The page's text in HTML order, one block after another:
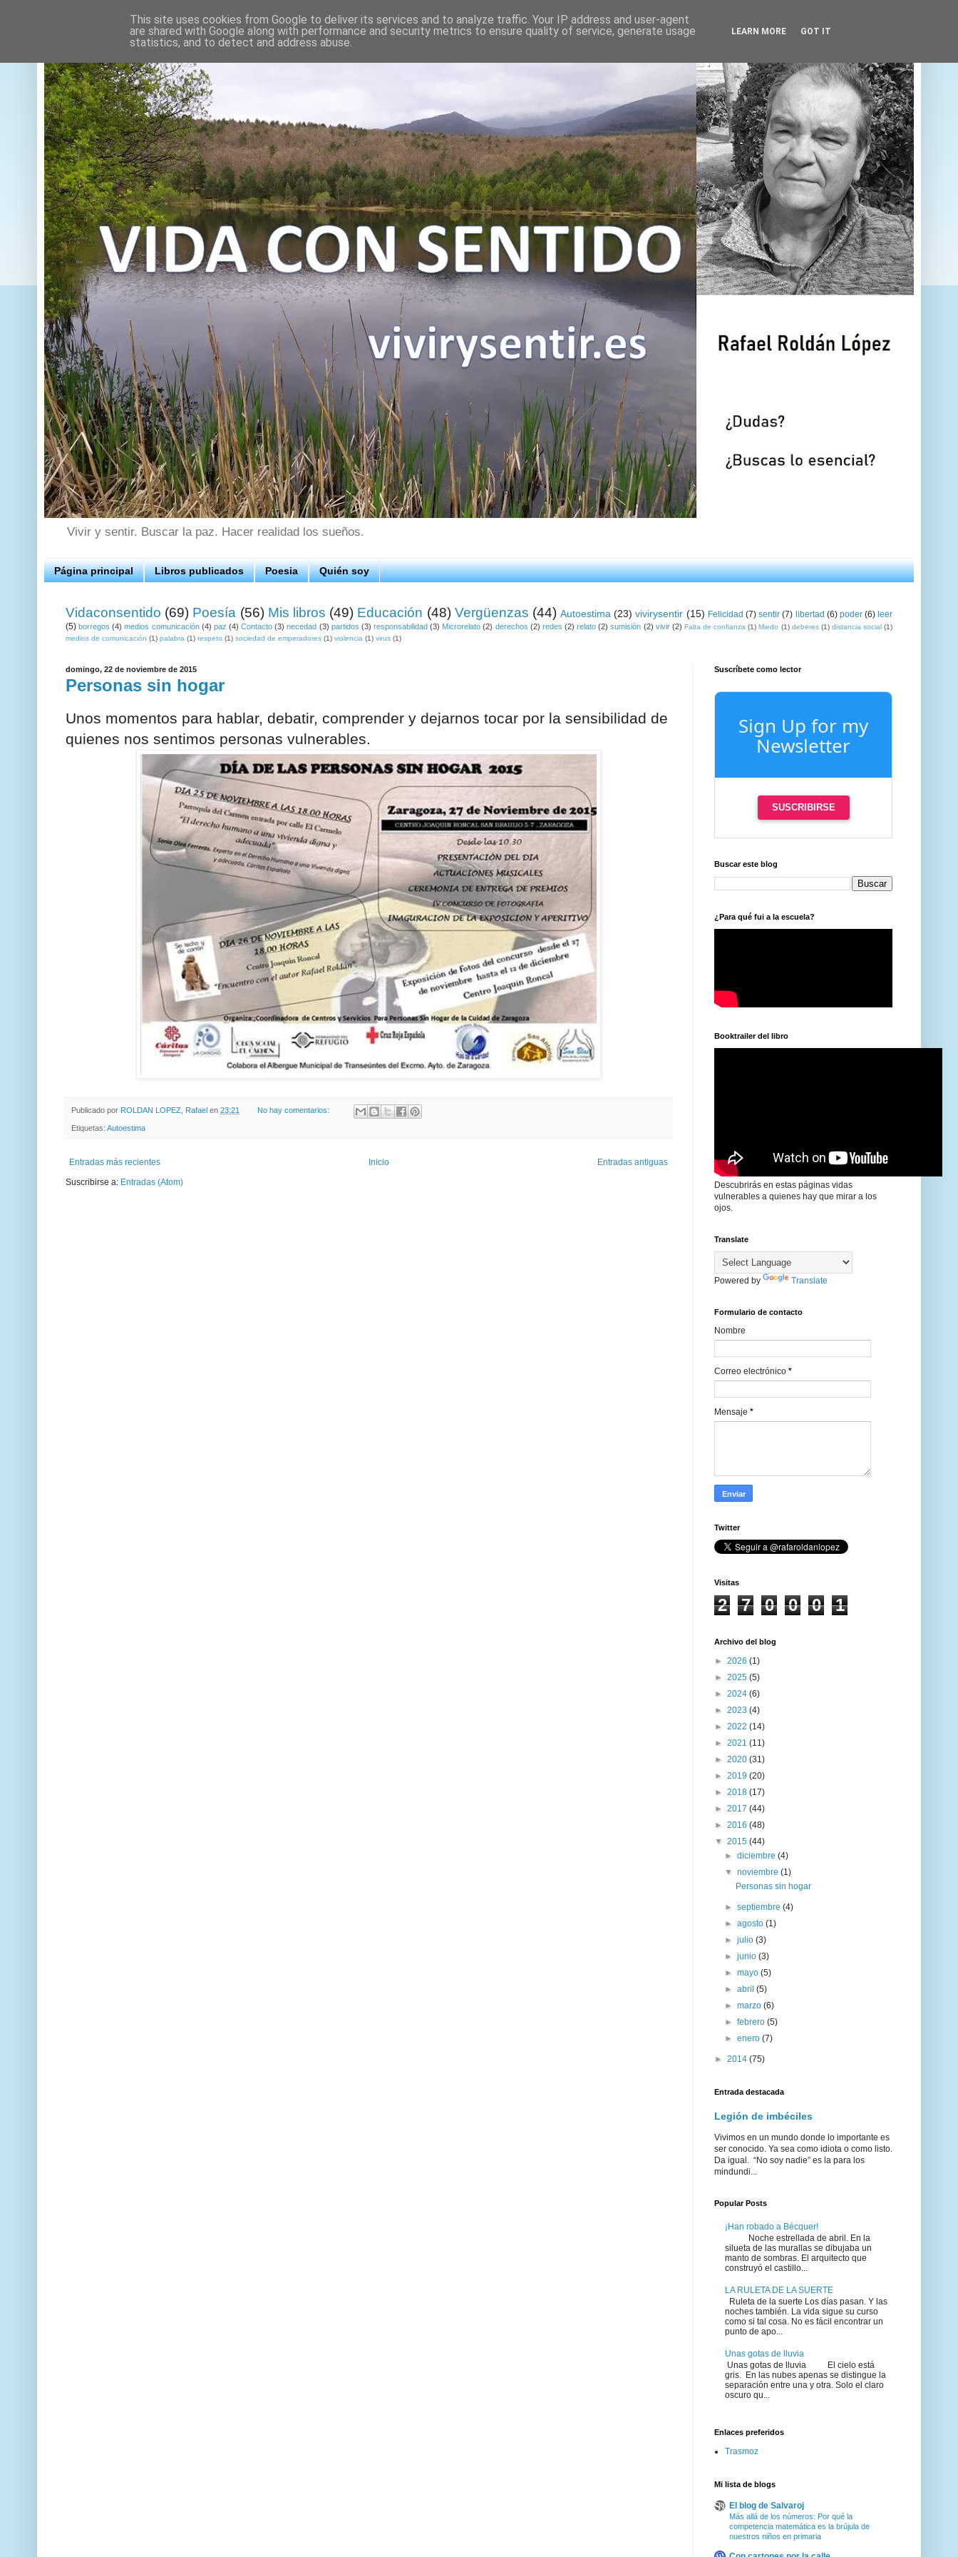
Vivir y sentir. Buscar la paz. Hacer realidad los sueños.
Página principal Libros publicados Poesia Quién soy
Vidaconsentido (69) Poesía (56) Mis libros (49) Educación (48) Vergüenzas (44) Autoestima (23) vivirysentir (15) Felicidad (7) sentir (7) libertad (6) poder (6) leer
(5) borregos (4) medios comunicación (4) paz (4) Contacto (3) necedad (3) partidos (3) responsabilidad (3) Microrelato (2) derechos (2) redes (2) relato (2) sumisión (2) vivir (2) Falta de confianza (1) Miedo (1) deberes (1) distancia social (1)
medios de comunicación (1) palabra (1) respeto (1) sociedad de emperadores (1) violencia (1) virus (1)
domingo, 22 de noviembre de 2015
Personas sin hogar
Unos momentos para hablar, debatir, comprender y dejarnos tocar por la sensibilidad de
quienes nos sentimos personas vulnerables.
Publicado por ROLDAN LOPEZ, Rafael en 23:21 No hay comentarios:
Etiquetas: Autoestima
Entradas más recientes Entradas antiguas
Inicio
Suscribirse a: Entradas (Atom)
Suscríbete como lector
Sign Up for my
Newsletter
SUSCRIBIRSE
Buscar este blog
¿Para qué fui a la escuela?
Booktrailer del libro
Descubrirás en estas páginas vidas
vulnerables a quienes hay que mirar a los
ojos.
Translate
Powered by Translate
Formulario de contacto
Nombre
Correo electrónico *
Mensaje *
Twitter
Visitas
2 7 0 0 0 1
Archivo del blog
► 2026 (1)
► 2025 (5)
► 2024 (6)
► 2023 (4)
► 2022 (14)
► 2021 (11)
► 2020 (31)
► 2019 (20)
► 2018 (17)
► 2017 (44)
► 2016 (48)
▼ 2015 (44)
►diciembre(4)
▼noviembre(1)
Personas sin hogar
►septiembre(4)
►agosto(1)
►julio(3)
►junio(3)
►mayo(5)
►abril(5)
►marzo(6)
►febrero(5)
►enero(7)
► 2014 (75)
Entrada destacada
Legión de imbéciles
Vivimos en un mundo donde lo importante es
ser conocido. Ya sea como idiota o como listo.
Da igual. “No soy nadie” es la para los
mindundi...
Popular Posts
¡Han robado a Bécquer!
Noche estrellada de abril. En la
silueta de las murallas se dibujaba un
manto de sombras. El arquitecto que
construyó el castillo...
LA RULETA DE LA SUERTE
Ruleta de la suerte Los días pasan. Y las
noches también. La vida sigue su curso
como si tal cosa. No es fácil encontrar un
punto de apo...
Unas gotas de lluvia
Unas gotas de lluvia El cielo está
gris. En las nubes apenas se distingue la
separación entre una y otra. Solo el claro
oscuro qu...
Enlaces preferidos
Trasmoz
Mi lista de blogs
El blog de Salvaroj
Más allá de los números: Por qué la
competencia matemática es la brújula de
nuestros niños en primaria
This site uses cookies from Google to deliver its services and to analyze traffic. Your IP address and user-agent
are shared with Google along with performance and security metrics to ensure quality of service, generate usage
statistics, and to detect and address abuse.
LEARN MORE GOT IT